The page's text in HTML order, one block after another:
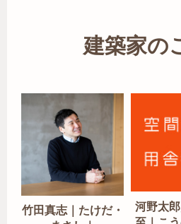
建築家の
竹田真志｜たけだ・
河野太